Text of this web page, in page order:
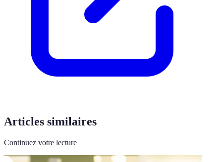
Articles similaires
Continuez votre lecture